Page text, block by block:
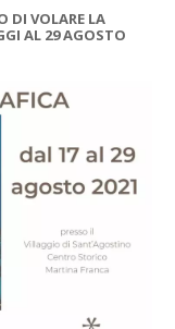
DI VOLARE LA
AL 29 AGOSTO